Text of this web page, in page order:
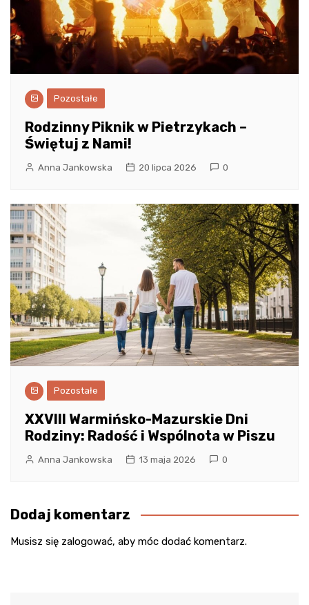
Pozostałe
Rodzinny Piknik w Pietrzykach –
Świętuj z Nami!
Anna Jankowska 20 lipca 2026 0
Pozostałe
XXVIII Warmińsko-Mazurskie Dni
Rodziny: Radość i Wspólnota w Piszu
Anna Jankowska 13 maja 2026 0
Dodaj komentarz
Musisz się zalogować, aby móc dodać komentarz.